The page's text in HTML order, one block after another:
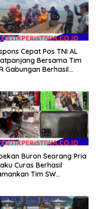
Cepat Pos TNI AL
Bersama Tim
Gabungan Berhasil
Kepulauan Meranti
Buron Seorang Pria
Curas Berhasil
Tim SW